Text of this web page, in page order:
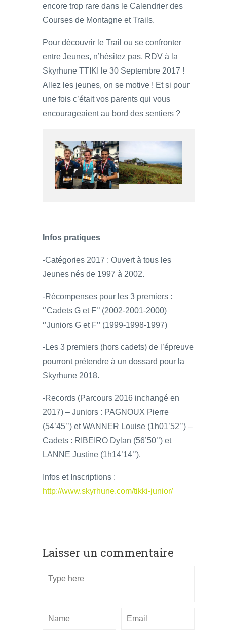
encore trop rare dans le Calendrier des
Courses de Montagne et Trails.
Pour découvrir le Trail ou se confronter
entre Jeunes, n’hésitez pas, RDV à la
Skyrhune TTIKI le 30 Septembre 2017 !
Allez les jeunes, on se motive ! Et si pour
une fois c’était vos parents qui vous
encourageaient au bord des sentiers ?
Infos pratiques
-Catégories 2017 : Ouvert à tous les
Jeunes nés de 1997 à 2002.
-Récompenses pour les 3 premiers :
‘’Cadets G et F’’ (2002-2001-2000)
‘’Juniors G et F’’ (1999-1998-1997)
-Les 3 premiers (hors cadets) de l’épreuve
pourront prétendre à un dossard pour la
Skyrhune 2018.
-Records (Parcours 2016 inchangé en
2017) – Juniors : PAGNOUX Pierre
(54’45’’) et WANNER Louise (1h01’52’’) –
Cadets : RIBEIRO Dylan (56’50’’) et
LANNE Justine (1h14’14’’).
Infos et Inscriptions :
http://www.skyrhune.com/tikki-junior/
Laisser un commentaire